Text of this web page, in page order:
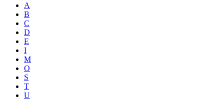
A
B
C
D
E
I
M
O
S
T
U